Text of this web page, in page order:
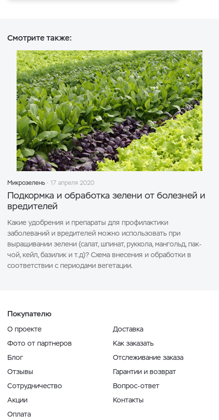
Смотрите также:
Микрозелень 17 апреля 2020
Подкормка и обработка зелени от болезней и
вредителей
Какие удобрения и препараты для профилактики
заболеваний и вредителей можно использовать при
выращивании зелени (салат, шпинат, руккола, мангольд, пак-
чой, кейл, базилик и т.д)? Схема внесения и обработки в
соответствии с периодами вегетации.
Покупателю
О проекте
Фото от партнеров
Блог
Отзывы
Сотрудничество
Акции
Оплата
Доставка
Как заказать
Отслеживание заказа
Гарантии и возврат
Вопрос-ответ
Контакты